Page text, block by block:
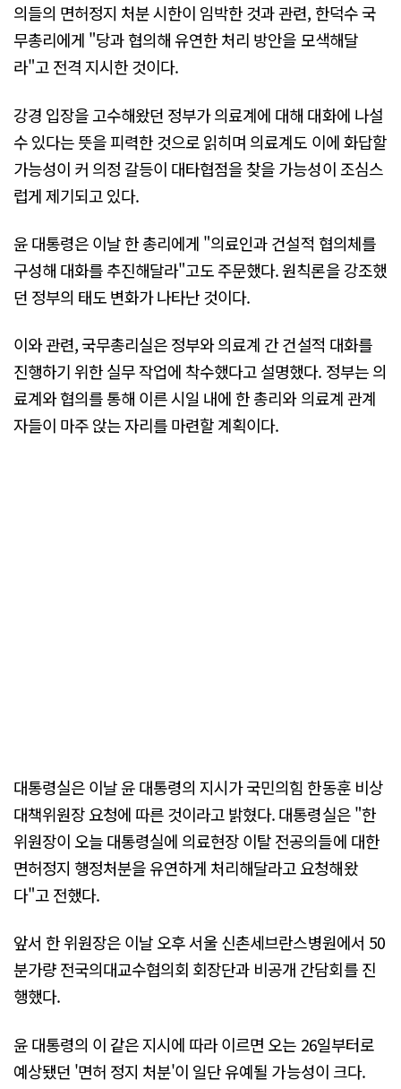
의들의 면허정지 처분 시한이 임박한 것과 관련, 한덕수 국
무총리에게 "당과 협의해 유연한 처리 방안을 모색해달
라"고 전격 지시한 것이다.
강경 입장을 고수해왔던 정부가 의료계에 대해 대화에 나설
수 있다는 뜻을 피력한 것으로 읽히며 의료계도 이에 화답할
가능성이 커 의정 갈등이 대타협점을 찾을 가능성이 조심스
럽게 제기되고 있다.
윤 대통령은 이날 한 총리에게 "의료인과 건설적 협의체를
구성해 대화를 추진해달라"고도 주문했다. 원칙론을 강조했
던 정부의 태도 변화가 나타난 것이다.
이와 관련, 국무총리실은 정부와 의료계 간 건설적 대화를
진행하기 위한 실무 작업에 착수했다고 설명했다. 정부는 의
료계와 협의를 통해 이른 시일 내에 한 총리와 의료계 관계
자들이 마주 앉는 자리를 마련할 계획이다.
대통령실은 이날 윤 대통령의 지시가 국민의힘 한동훈 비상
대책위원장 요청에 따른 것이라고 밝혔다. 대통령실은 "한
위원장이 오늘 대통령실에 의료현장 이탈 전공의들에 대한
면허정지 행정처분을 유연하게 처리해달라고 요청해왔
다"고 전했다.
앞서 한 위원장은 이날 오후 서울 신촌세브란스병원에서 50
분가량 전국의대교수협의회 회장단과 비공개 간담회를 진
행했다.
윤 대통령의 이 같은 지시에 따라 이르면 오는 26일부터로
예상됐던 '면허 정지 처분'이 일단 유예될 가능성이 크다.